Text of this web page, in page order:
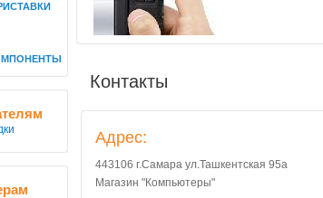
Контакты
Адрес:
443106 г.Самара ул.Ташкентская 95а
Магазин "Компьютеры"